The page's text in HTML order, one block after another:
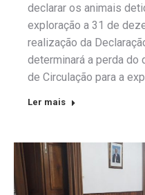
declarar os animais
exploração a 31 de
realização da
determinará a perda do
de Circulação para a
Ler mais